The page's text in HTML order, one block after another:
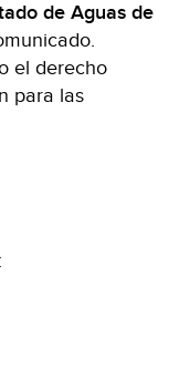
de Aguas de
el derecho
para las